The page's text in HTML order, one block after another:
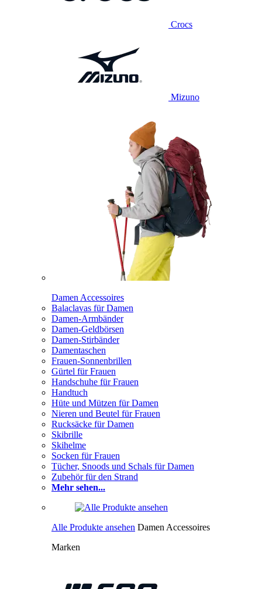
Crocs
Mizuno
Damen Accessoires
Balaclavas für Damen
Damen-Armbänder
Damen-Geldbörsen
Damen-Stirbänder
Damentaschen
Frauen-Sonnenbrillen
Gürtel für Frauen
Handschuhe für Frauen
Handtuch
Hüte und Mützen für Damen
Nieren und Beutel für Frauen
Rucksäcke für Damen
Skibrille
Skihelme
Socken für Frauen
Tücher, Snoods und Schals für Damen
Zubehör für den Strand
Mehr sehen...
Alle Produkte ansehen Damen Accessoires
Marken